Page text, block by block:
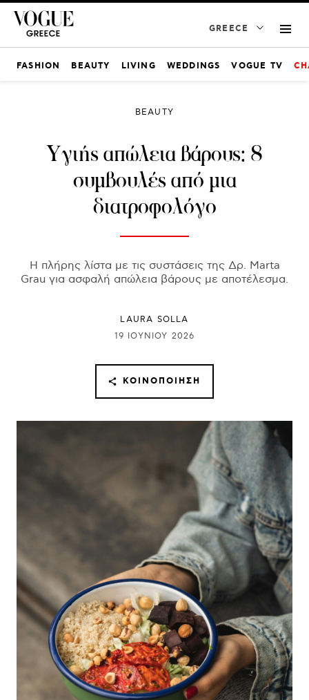
GREECE
FASHION BEAUTY LIVING WEDDINGS VOGUE TV
BEAUTY
Υγιής απώλεια βάρους: 8
συμβουλές από μια
διατροφολόγο
Η πλήρης λίστα με τις συστάσεις της Δρ. Marta
Grau για ασφαλή απώλεια βάρους με αποτέλεσμα.
LAURA SOLLA
19 ΙΟΥΝΊΟΥ 2026
ΚΟΙΝΟΠΟΊΗΣΗ